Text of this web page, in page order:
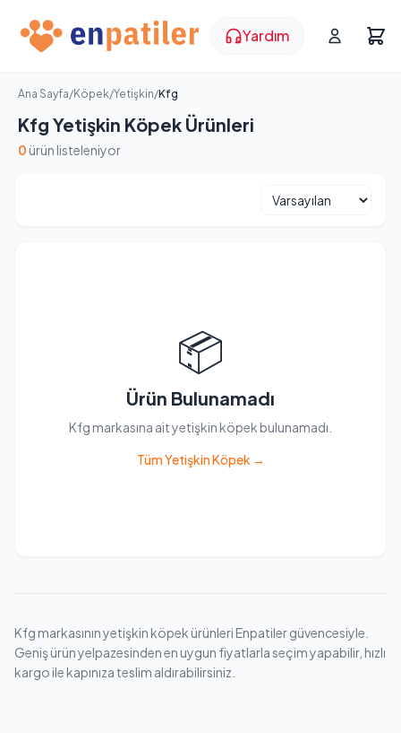
Yardım
Ana Sayfa/Köpek/Yetişkin/Kfg
Kfg Yetişkin Köpek Ürünleri
0 ürün listeleniyor
📦
Ürün Bulunamadı
Kfg markasına ait yetişkin köpek bulunamadı.
Tüm Yetişkin Köpek →
Kfg markasının yetişkin köpek ürünleri Enpatiler güvencesiyle.
Geniş ürün yelpazesinden en uygun fiyatlarla seçim yapabilir, hızlı
kargo ile kapınıza teslim aldırabilirsiniz.